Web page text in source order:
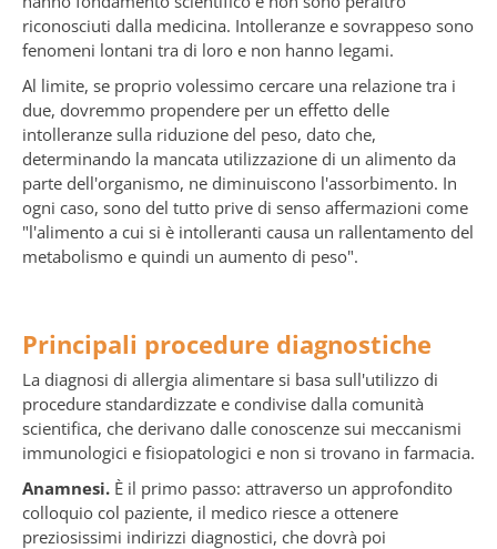
riconosciuti dalla medicina. Intolleranze e sovrappeso sono
fenomeni lontani tra di loro e non hanno legami.
Al limite, se proprio volessimo cercare una relazione tra i
due, dovremmo propendere per un effetto delle
intolleranze sulla riduzione del peso, dato che,
determinando la mancata utilizzazione di un alimento da
parte dell'organismo, ne diminuiscono l'assorbimento. In
ogni caso, sono del tutto prive di senso affermazioni come
"l'alimento a cui si è intolleranti causa un rallentamento del
metabolismo e quindi un aumento di peso".
Principali procedure diagnostiche
La diagnosi di allergia alimentare si basa sull'utilizzo di
procedure standardizzate e condivise dalla comunità
scientifica, che derivano dalle conoscenze sui meccanismi
immunologici e fisiopatologici e non si trovano in farmacia.
Anamnesi. È il primo passo: attraverso un approfondito
colloquio col paziente, il medico riesce a ottenere
preziosissimi indirizzi diagnostici, che dovrà poi